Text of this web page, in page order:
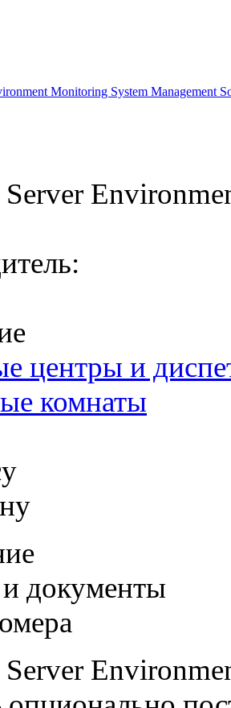
Server
центры и
комнаты
документы
Server